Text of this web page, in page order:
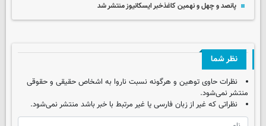
پانصد و چهل و نهمین کاغذخبر ایسکانیوز منتشر شد
نظر شما
نظرات حاوی توهین و هرگونه نسبت ناروا به اشخاص حقیقی و حقوقی
منتشر نمی‌شود.
نظراتی که غیر از زبان فارسی یا غیر مرتبط با خبر باشد منتشر نمی‌شود.